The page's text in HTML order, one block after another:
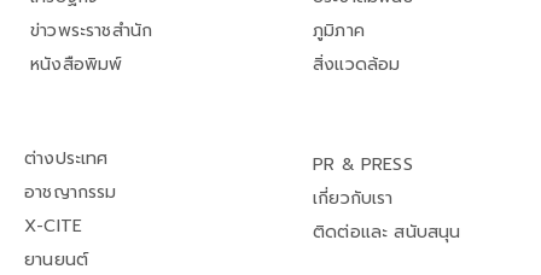
ข่าวพระราชสำนัก
หนังสือพิมพ์
ภูมิภาค
สิ่งแวดล้อม
ต่างประเทศ
อาชญากรรม
X-CITE
ยานยนต์
PR & PRESS
เกี่ยวกับเรา
ติดต่อและ สนับสนุน